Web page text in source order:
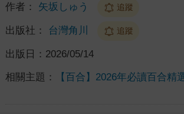
作者： 矢坂しゅう 追蹤
出版社： 台灣角川 追蹤
出版日： 2026/05/14
相關主題： 【百合】2026年必讀百合精